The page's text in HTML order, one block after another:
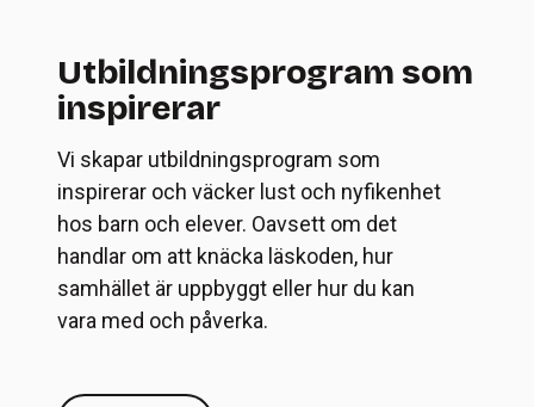
Utbildningsprogram som
inspirerar
Vi skapar utbildningsprogram som
inspirerar och väcker lust och nyfikenhet
hos barn och elever. Oavsett om det
handlar om att knäcka läskoden, hur
samhället är uppbyggt eller hur du kan
vara med och påverka.